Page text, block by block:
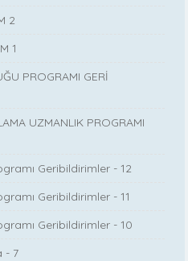
2
1
PROGRAMI GERİ
UZMANLIK PROGRAMI
Geribildirimler - 12
Geribildirimler - 11
Geribildirimler - 10
- 7